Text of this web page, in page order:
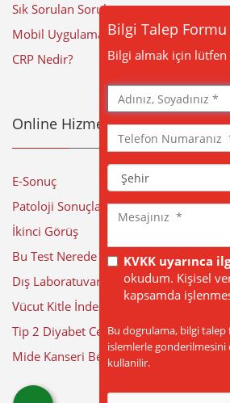
Bilgi Talep Formu
Bilgi almak için
Adınız,
Soyadınız
Telefon
Numaranız
Şehir
Mesajınız
KVKK uyarınca
okudum. Kişisel
kapsamda
Bu dogrulama, bilgi
islemlerle gonderilmesini
kullanilir.
Sık Sorulan Sorular
Mobil Uygulama
CRP Nedir?
Online Hizmetler
E-Sonuç
Patoloji Sonuçları
İkinci Görüş
Bu Test Nerede Yapılıyor?
Dış Laboratuvar Sonuçları
Vücut Kitle İndeksi Hesaplama
Tip 2 Diyabet Cerrahisi
Mide Kanseri Belirtileri